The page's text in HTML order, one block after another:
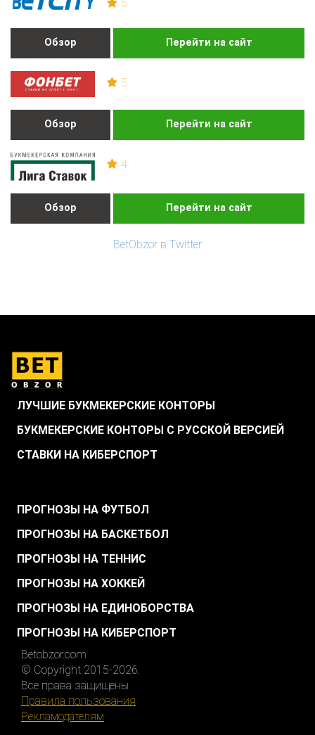
5
Обзор Перейти на сайт
5
Обзор Перейти на сайт
4
Обзор Перейти на сайт
BetObzor в Twitter
ЛУЧШИЕ БУКМЕКЕРСКИЕ КОНТОРЫ
БУКМЕКЕРСКИЕ КОНТОРЫ С РУССКОЙ ВЕРСИЕЙ
СТАВКИ НА КИБЕРСПОРТ
ПРОГНОЗЫ НА ФУТБОЛ
ПРОГНОЗЫ НА БАСКЕТБОЛ
ПРОГНОЗЫ НА ТЕННИС
ПРОГНОЗЫ НА ХОККЕЙ
ПРОГНОЗЫ НА ЕДИНОБОРСТВА
ПРОГНОЗЫ НА КИБЕРСПОРТ
Betobzor.com
© Copyright 2015-2026.
Все права защищены
Правила пользования
Рекламодателям